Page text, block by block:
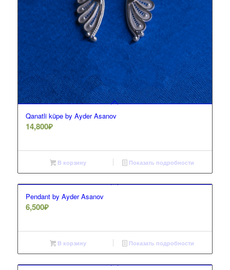
Qanatli küpe by Ayder Asanov
14,800₽
В корзину Показать подробности
Pendant by Ayder Asanov
6,500₽
В корзину Показать подробности